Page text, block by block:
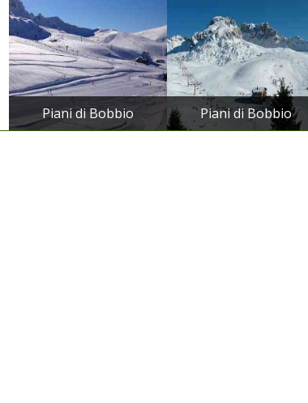
Piani di Bobbio Piani di Bobbio